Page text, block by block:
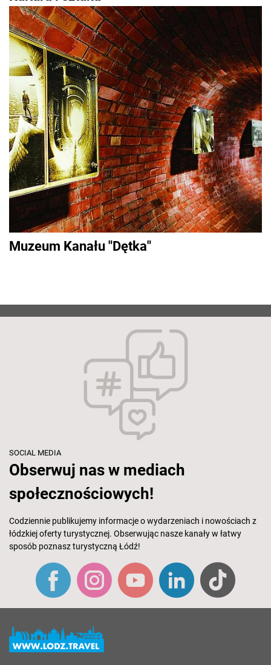
Muzeum Kanału "Dętka"
SOCIAL MEDIA
Obserwuj nas w mediach
społecznościowych!
Codziennie publikujemy informacje o wydarzeniach i nowościach z
łódzkiej oferty turystycznej. Obserwując nasze kanały w łatwy
sposób poznasz turystyczną Łódź!